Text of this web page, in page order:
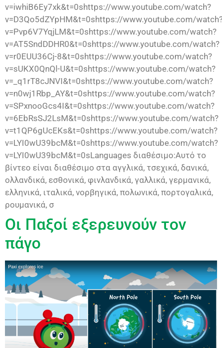
v=iwhiB6Ey7xk&t=0shttps://www.youtube.com/watch?
v=D3Qo5dZYpHM&t=0shttps://www.youtube.com/
v=Pvp6V7YqjLM&t=0shttps://www.youtube.com/watch?
v=AT5SndDDHR0&t=0shttps://www.youtube.com/watch?
v=r0EUU36Cj-8&t=0shttps://www.youtube.com/watch?
v=sUKX0QnQl-U&t=0shttps://www.youtube.com/watch?
v=_q1rT8cJNVI&t=0shttps://www.youtube.com/watch?
v=n0wj1Rbp_AY&t=0shttps://www.youtube.com/watch?
v=SPxnooGcs4I&t=0shttps://www.youtube.com/watch?
v=6EbRsSJ2LsM&t=0shttps://www.youtube.com/watch?
v=t1QP6gUcEKs&t=0shttps://www.youtube.com/watch?
v=LYI0wU39bcM&t=0shttps://www.youtube.com/watch?
v=LYI0wU39bcM&t=0sLanguages διαθέσιμο:Αυτό το
βίντεο είναι διαθέσιμο στα αγγλικά, τσεχικά, δανικά,
ολλανδικά, εσθονικά, φινλανδικά, γαλλικά, γερμανικά,
ελληνικά, ιταλικά, νορβηγικά, πολωνικά, πορτογαλικά,
ρουμανικά, σ
Οι Παξοί εξερευνούν τον
πάγο